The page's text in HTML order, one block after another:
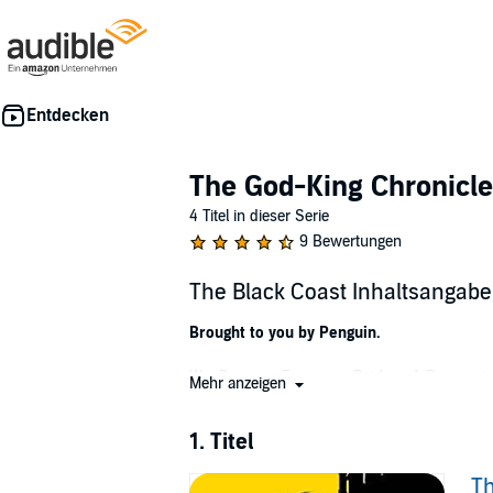
The God-King
4 Titel in dieser Serie
9 Bewertungen
The Black Coast Inhaltsangabe
Brought to you by Penguin.
War Dragons. Fearsome Raiders. A Daemonic
fearsome clanspeople of Tjakorsha.
Mehr anzeigen
1. Titel